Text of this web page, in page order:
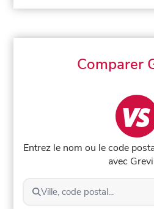
Comparer
Entrez le nom ou le code
avec
Ville, code postal...